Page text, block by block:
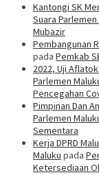
Kantongi SK
Suara Parlemen
Mubazir
Pembangunan
pada Pemkab
2022, Uji
Parlemen
Pencegahan
Pimpinan Dan
Parlemen
Sementara
Kerja DPRD
Maluku pada
Ketersediaan